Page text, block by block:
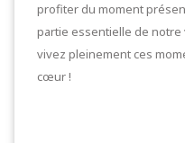
profiter du moment
partie essentielle de
vivez pleinement ces
cœur !